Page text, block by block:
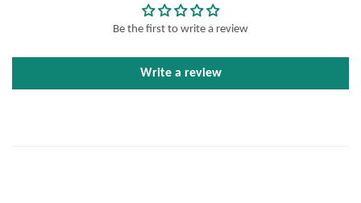
Be the first to write a review
Write a review